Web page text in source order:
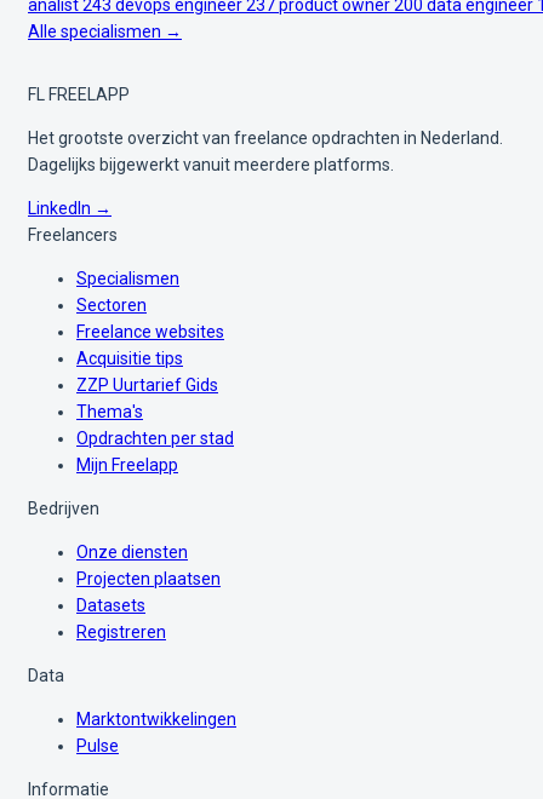
analist243 devops engineer237product owner200 data engineer
Alle specialismen →
FL FREELAPP
Het grootste overzicht van freelance opdrachten in Nederland.
Dagelijks bijgewerkt vanuit meerdere platforms.
LinkedIn →
Freelancers
Specialismen
Sectoren
Freelance websites
Acquisitie tips
ZZP Uurtarief Gids
Thema's
Opdrachten per stad
Mijn Freelapp
Bedrijven
Onze diensten
Projecten plaatsen
Datasets
Registreren
Data
Marktontwikkelingen
Pulse
Informatie